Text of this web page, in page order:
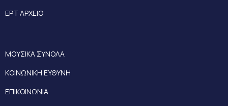
ΕΡΤ ΑΡΧΕΙΟ
ΜΟΥΣΙΚΑ ΣΥΝΟΛΑ
ΚΟΙΝΩΝΙΚΗ ΕΥΘΥΝΗ
ΕΠΙΚΟΙΝΩΝΙΑ